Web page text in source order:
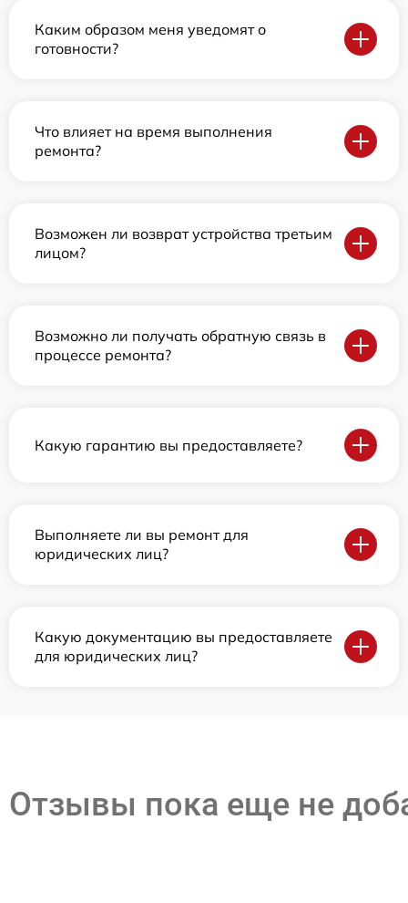
Каким образом меня уведомят о
готовности?
Что влияет на время выполнения
ремонта?
Возможен ли возврат устройства третьим
лицом?
Возможно ли получать обратную связь в
процессе ремонта?
Какую гарантию вы предоставляете?
Выполняете ли вы ремонт для
юридических лиц?
Какую документацию вы предоставляете
для юридических лиц?
Отзывы пока еще не